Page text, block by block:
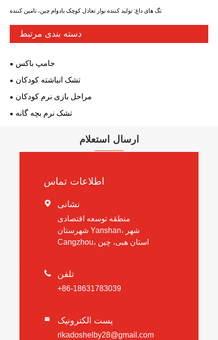
تگ های داغ: تولید کننده نوار تعادل کوچک بادوام چین، تامین کننده
دسته بندی مرتبط
جامپ باکس
تشک انباشته کودکان
مراحل بازی نرم کودکان
تشک نرم بچه گانه
ارسال استعلام
اطلاعات تماس
 نشانی
منطقه توسعه اقتصادی
شهرستان Yanshan، شهر
Cangzhou، استان هبی، چین
 تلفن
+86-18631783039
 پست الکترونیک
rikadoshelby28@gmail.com